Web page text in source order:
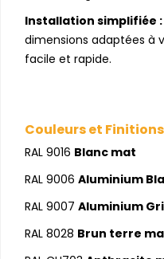
Installation simplifiée :
dimensions adaptées à
facile et rapide.
Couleurs et
RAL 9016 Blanc mat
RAL 9006 Aluminium
RAL 9007 Aluminium
RAL 8028 Brun terre